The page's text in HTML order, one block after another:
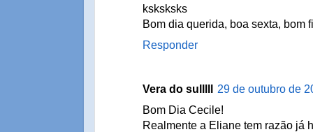
ksksksks
Bom dia querida, boa sexta, bom
Responder
Vera do sulllll
29 de outubro de
Bom Dia Cecile!
Realmente a Eliane tem razão já